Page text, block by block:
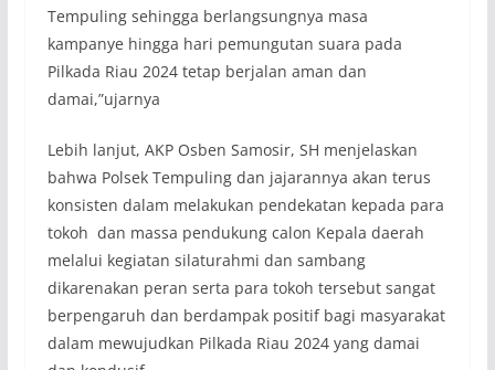
Tempuling sehingga berlangsungnya masa
kampanye hingga hari pemungutan suara pada
Pilkada Riau 2024 tetap berjalan aman dan
damai,”ujarnya
Lebih lanjut, AKP Osben Samosir, SH menjelaskan
bahwa Polsek Tempuling dan jajarannya akan terus
konsisten dalam melakukan pendekatan kepada para
tokoh dan massa pendukung calon Kepala daerah
melalui kegiatan silaturahmi dan sambang
dikarenakan peran serta para tokoh tersebut sangat
berpengaruh dan berdampak positif bagi masyarakat
dalam mewujudkan Pilkada Riau 2024 yang damai